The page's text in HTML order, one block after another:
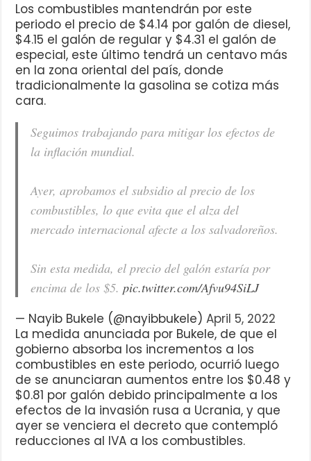
Los combustibles mantendrán por este
periodo el precio de $4.14 por galón de diesel,
$4.15 el galón de regular y $4.31 el galón de
especial, este último tendrá un centavo más
en la zona oriental del país, donde
tradicionalmente la gasolina se cotiza más
cara.
Seguimos trabajando para mitigar los efectos de
la inflación mundial.
Ayer, aprobamos el subsidio al precio de los
combustibles, lo que evita que el alza del
mercado internacional afecte a los salvadoreños.
Sin esta medida, el precio del galón estaría por
encima de los $5.pic.twitter.com/Afvu94SiLJ
— Nayib Bukele (@nayibbukele)April 5, 2022
La medida anunciada por Bukele, de que el
gobierno absorba los incrementos a los
combustibles en este periodo, ocurrió luego
de se anunciaran aumentos entre los $0.48 y
$0.81 por galón debido principalmente a los
efectos de la invasión rusa a Ucrania, y que
ayer se venciera el decreto que contempló
reducciones al IVA a los combustibles.